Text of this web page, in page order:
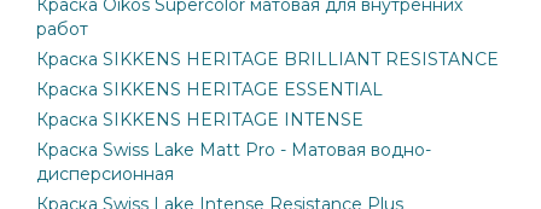
Краска Oikos Supercolor матовая для внутренних
работ
Краска SIKKENS HERITAGE BRILLIANT RESISTANCE
Краска SIKKENS HERITAGE ESSENTIAL
Краска SIKKENS HERITAGE INTENSE
Краска Swiss Lake Matt Pro - Матовая водно-
дисперсионная
Краска Swiss Lake Intense Resistance Plus